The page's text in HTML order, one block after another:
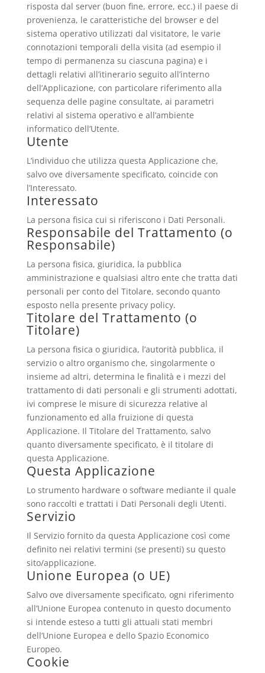
risposta dal server (buon fine, errore, ecc.) il paese di
provenienza, le caratteristiche del browser e del
sistema operativo utilizzati dal visitatore, le varie
connotazioni temporali della visita (ad esempio il
tempo di permanenza su ciascuna pagina) e i
dettagli relativi all’itinerario seguito all’interno
dell’Applicazione, con particolare riferimento alla
sequenza delle pagine consultate, ai parametri
relativi al sistema operativo e all’ambiente
informatico dell’Utente.
Utente
L’individuo che utilizza questa Applicazione che,
salvo ove diversamente specificato, coincide con
l’Interessato.
Interessato
La persona fisica cui si riferiscono i Dati Personali.
Responsabile del Trattamento (o
Responsabile)
La persona fisica, giuridica, la pubblica
amministrazione e qualsiasi altro ente che tratta dati
personali per conto del Titolare, secondo quanto
esposto nella presente privacy policy.
Titolare del Trattamento (o
Titolare)
La persona fisica o giuridica, l’autorità pubblica, il
servizio o altro organismo che, singolarmente o
insieme ad altri, determina le finalità e i mezzi del
trattamento di dati personali e gli strumenti adottati,
ivi comprese le misure di sicurezza relative al
funzionamento ed alla fruizione di questa
Applicazione. Il Titolare del Trattamento, salvo
quanto diversamente specificato, è il titolare di
questa Applicazione.
Questa Applicazione
Lo strumento hardware o software mediante il quale
sono raccolti e trattati i Dati Personali degli Utenti.
Servizio
Il Servizio fornito da questa Applicazione così come
definito nei relativi termini (se presenti) su questo
sito/applicazione.
Unione Europea (o UE)
Salvo ove diversamente specificato, ogni riferimento
all’Unione Europea contenuto in questo documento
si intende esteso a tutti gli attuali stati membri
dell’Unione Europea e dello Spazio Economico
Europeo.
Cookie